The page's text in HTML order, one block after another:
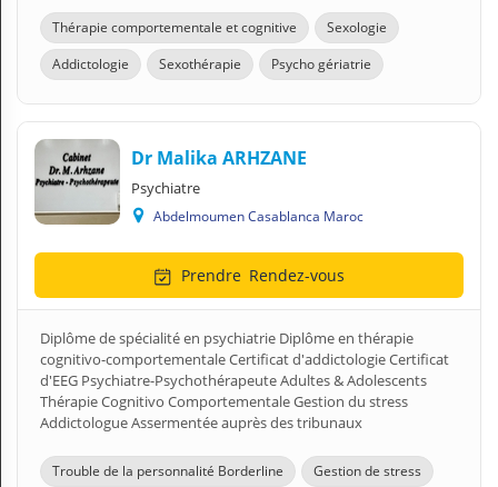
Thérapie comportementale et cognitive
Sexologie
Addictologie
Sexothérapie Psycho gériatrie
Dr Malika ARHZANE
Psychiatre
Abdelmoumen Casablanca Maroc
Prendre Rendez-vous
Diplôme de spécialité en psychiatrie Diplôme en thérapie
cognitivo-comportementale Certificat d'addictologie Certificat
d'EEG Psychiatre-Psychothérapeute Adultes & Adolescents
Thérapie Cognitivo Comportementale Gestion du stress
Addictologue Assermentée auprès des tribunaux
Trouble de la personnalité Borderline
Gestion de stress